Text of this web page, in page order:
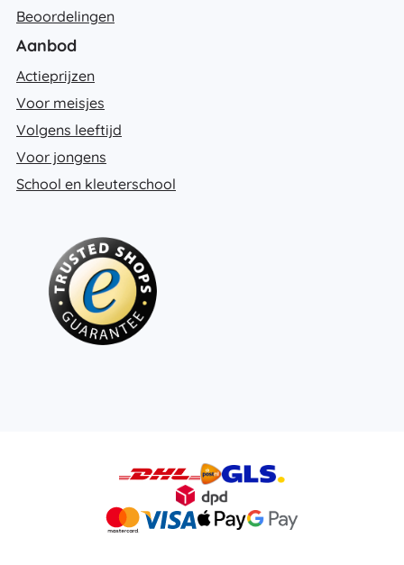
Beoordelingen
Aanbod
Actieprijzen
Voor meisjes
Volgens leeftijd
Voor jongens
School en kleuterschool